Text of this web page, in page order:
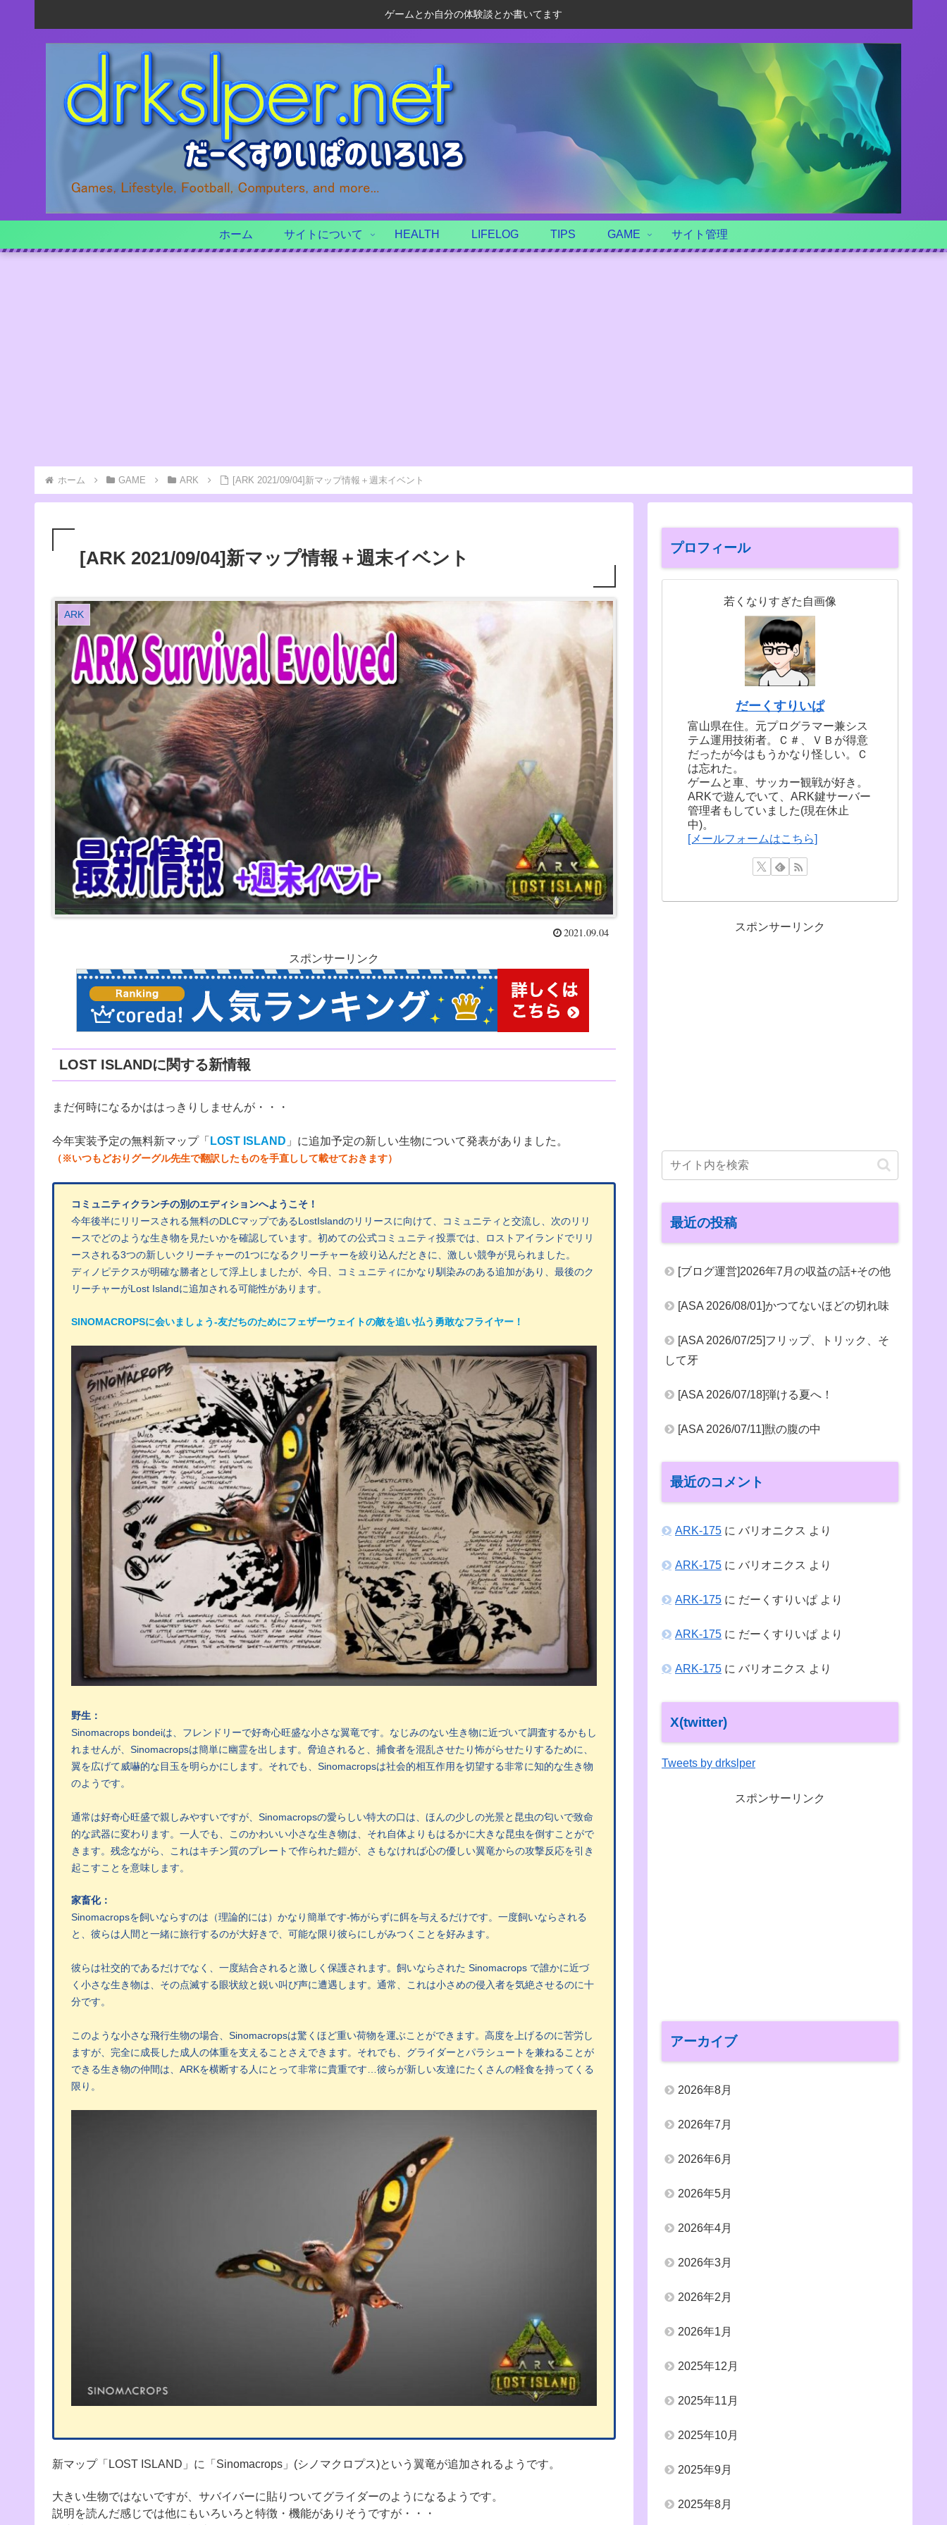
ゲームとか自分の体験談とか書いてます
ホーム サイトについて HEALTH LIFELOG TIPS GAME サイト管理
ホーム GAME ARK [ARK 2021/09/04]新マップ情報＋週末イベント
[ARK 2021/09/04]新マップ情報＋週末イベント
ARK
2021.09.04
スポンサーリンク
LOST ISLANDに関する新情報
まだ何時になるかははっきりしませんが・・・
今年実装予定の無料新マップ「 LOST ISLAND 」に追加予定の新しい生物について発表がありました。
（※いつもどおりグーグル先生で翻訳したものを手直しして載せておきます）
コミュニティクランチの別のエディションへようこそ！
今年後半にリリースされる無料のDLCマップであるLostIslandのリリースに向けて、コミュニティと交流し、次のリリ
ースでどのような生き物を見たいかを確認しています。初めての公式コミュニティ投票では、ロストアイランドでリリ
ースされる3つの新しいクリーチャーの1つになるクリーチャーを絞り込んだときに、激しい競争が見られました。
ディノピテクスが明確な勝者として浮上しましたが、今日、コミュニティにかなり馴染みのある追加があり、最後のク
リーチャーがLost Islandに追加される可能性があります。
SINOMACROPSに会いましょう-友だちのためにフェザーウェイトの敵を追い払う勇敢なフライヤー！
野生：
Sinomacrops bondeiは、フレンドリーで好奇心旺盛な小さな翼竜です。なじみのない生き物に近づいて調査するかもし
れませんが、Sinomacropsは簡単に幽霊を出します。脅迫されると、捕食者を混乱させたり怖がらせたりするために、
翼を広げて威嚇的な目玉を明らかにします。それでも、Sinomacropsは社会的相互作用を切望する非常に知的な生き物
のようです。
通常は好奇心旺盛で親しみやすいですが、Sinomacropsの愛らしい特大の口は、ほんの少しの光景と昆虫の匂いで致命
的な武器に変わります。一人でも、このかわいい小さな生き物は、それ自体よりもはるかに大きな昆虫を倒すことがで
きます。残念ながら、これはキチン質のプレートで作られた鎧が、さもなければ心の優しい翼竜からの攻撃反応を引き
起こすことを意味します。
家畜化：
Sinomacropsを飼いならすのは（理論的には）かなり簡単です-怖がらずに餌を与えるだけです。一度飼いならされる
と、彼らは人間と一緒に旅行するのが大好きで、可能な限り彼らにしがみつくことを好みます。
彼らは社交的であるだけでなく、一度結合されると激しく保護されます。飼いならされた Sinomacrops で誰かに近づ
く小さな生き物は、その点滅する眼状紋と鋭い叫び声に遭遇します。通常、これは小さめの侵入者を気絶させるのに十
分です。
このような小さな飛行生物の場合、Sinomacropsは驚くほど重い荷物を運ぶことができます。高度を上げるのに苦労し
ますが、完全に成長した成人の体重を支えることさえできます。それでも、グライダーとパラシュートを兼ねることが
できる生き物の仲間は、ARKを横断する人にとって非常に貴重です…彼らが新しい友達にたくさんの軽食を持ってくる
限り。
新マップ「LOST ISLAND」に「Sinomacrops」(シノマクロプス)という翼竜が追加されるようです。
大きい生物ではないですが、サバイバーに貼りついてグライダーのようになるようです。
説明を読んだ感じでは他にもいろいろと特徴・機能がありそうですが・・・
プロフィール
若くなりすぎた自画像
だーくすりいぱ
富山県在住。元プログラマー兼シス
テム運用技術者。Ｃ＃、ＶＢが得意
だったが今はもうかなり怪しい。Ｃ
は忘れた。
ゲームと車、サッカー観戦が好き。
ARKで遊んでいて、ARK鍵サーバー
管理者もしていました(現在休止
中)。
[メールフォームはこちら]
スポンサーリンク
最近の投稿
[ブログ運営]2026年7月の収益の話+その他
[ASA 2026/08/01]かつてないほどの切れ味
[ASA 2026/07/25]フリップ、トリック、そ
して牙
[ASA 2026/07/18]弾ける夏へ！
[ASA 2026/07/11]獣の腹の中
最近のコメント
ARK-175 に バリオニクス より
ARK-175 に バリオニクス より
ARK-175 に だーくすりいぱ より
ARK-175 に だーくすりいぱ より
ARK-175 に バリオニクス より
X(twitter)
Tweets by drkslper
スポンサーリンク
アーカイブ
2026年8月
2026年7月
2026年6月
2026年5月
2026年4月
2026年3月
2026年2月
2026年1月
2025年12月
2025年11月
2025年10月
2025年9月
2025年8月